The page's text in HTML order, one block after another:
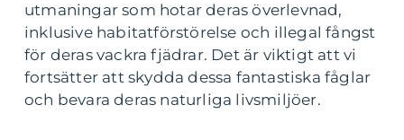
utmaningar som hotar deras överlevnad,
inklusive habitatförstörelse och illegal fångst
för deras vackra fjädrar. Det är viktigt att vi
fortsätter att skydda dessa fantastiska fåglar
och bevara deras naturliga livsmiljöer.